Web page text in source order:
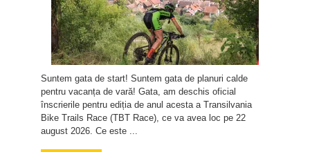
Suntem gata de start! Suntem gata de planuri calde
pentru vacanța de vară! Gata, am deschis oficial
înscrierile pentru ediția de anul acesta a Transilvania
Bike Trails Race (TBT Race), ce va avea loc pe 22
august 2026. Ce este ...